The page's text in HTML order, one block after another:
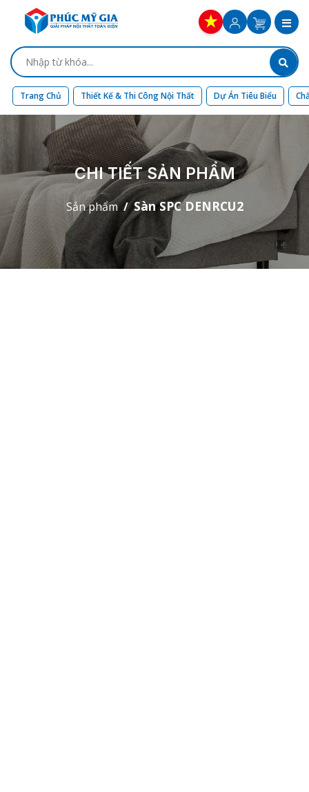
Trang Chủ Thiết Kế & Thi Công Nội Thất Dự Án Tiêu Biểu
CHI TIẾT SẢN PHẨM
Sản phẩm Sàn SPC DENRCU2